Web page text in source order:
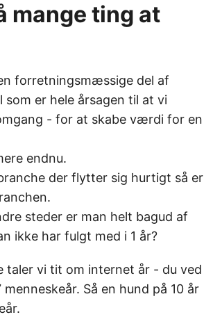
mange ting at
forretningsmæssige del af
som er hele årsagen til at vi
- for at skabe værdi for en
endnu.
der flytter sig hurtigt så er
steder er man helt bagud af
ikke har fulgt med i 1 år?
taler vi tit om internet år - du ved
Så en hund på 10 år